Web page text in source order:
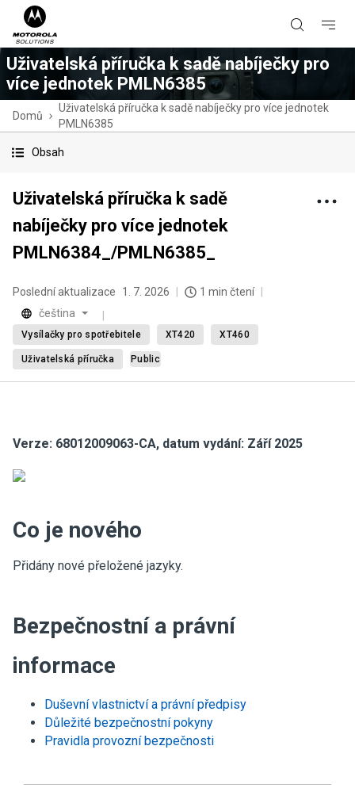
Uživatelská příručka k sadě nabíječky pro
více jednotek PMLN6385
Domů
Uživatelská příručka k sadě nabíječky pro více jednotek
PMLN6385
Obsah
Uživatelská příručka k sadě
nabíječky pro více jednotek
PMLN6384_/PMLN6385_
Poslední aktualizace 1. 7. 2026
1 min čtení
čeština
Vysílačky pro spotřebitele XT420 XT460
Uživatelská příručka Public
Verze: 68012009063-CA, datum vydání: Září 2025
Co je nového
Přidány nové přeložené jazyky.
Bezpečnostní a právní
informace
Duševní vlastnictví a právní předpisy
Důležité bezpečnostní pokyny
Pravidla provozní bezpečnosti